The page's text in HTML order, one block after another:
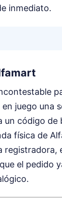
inmediato.
juego una
un código
física de
el pedido